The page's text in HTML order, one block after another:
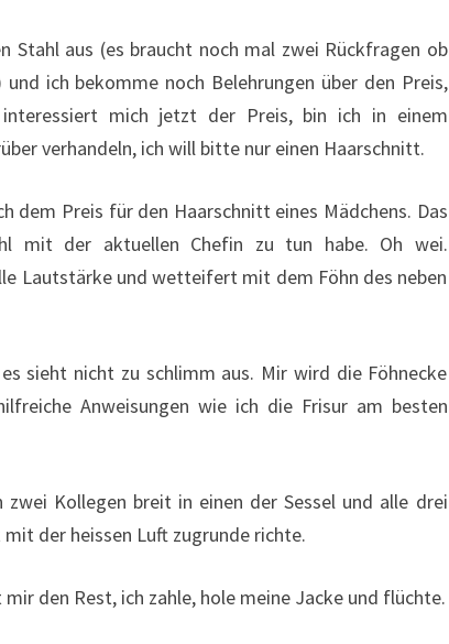
Stahl aus (es braucht noch mal zwei Rückfragen ob
ich bekomme noch Belehrungen über den Preis,
mich jetzt der Preis, bin ich in einem
verhandeln, ich will bitte nur einen Haarschnitt.
dem Preis für den Haarschnitt eines Mädchens. Das
mit der aktuellen Chefin zu tun habe. Oh wei.
Lautstärke und wetteifert mit dem Föhn des neben
sieht nicht zu schlimm aus. Mir wird die Föhnecke
Anweisungen wie ich die Frisur am besten
Kollegen breit in einen der Sessel und alle drei
der heissen Luft zugrunde richte.
den Rest, ich zahle, hole meine Jacke und flüchte.